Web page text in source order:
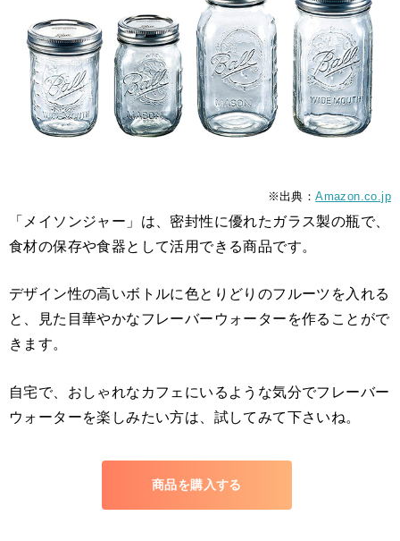
※出典：Amazon.co.jp
「メイソンジャー」は、密封性に優れたガラス製の瓶で、
食材の保存や食器として活用できる商品です。
デザイン性の高いボトルに色とりどりのフルーツを入れる
と、見た目華やかなフレーバーウォーターを作ることがで
きます。
自宅で、おしゃれなカフェにいるような気分でフレーバー
ウォーターを楽しみたい方は、試してみて下さいね。
商品を購入する